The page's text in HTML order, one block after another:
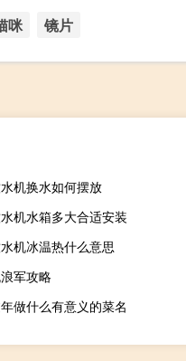
咪 镜片
机换水如何摆放
机水箱多大合适安装
机冰温热什么意思
军攻略
做什么有意义的菜名